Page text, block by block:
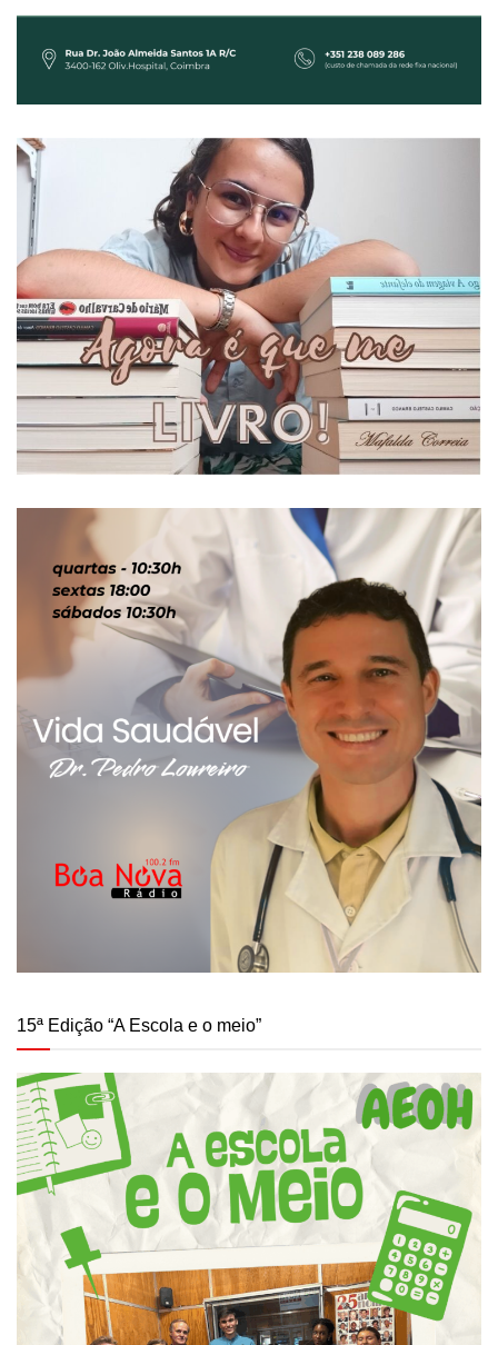
15ª Edição “A Escola e o meio”